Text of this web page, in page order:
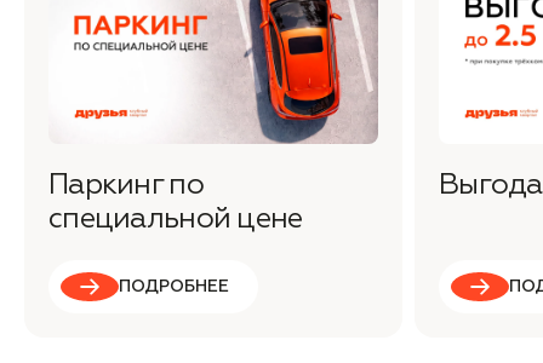
Паркинг по
специальной цене
ПОДРОБНЕЕ